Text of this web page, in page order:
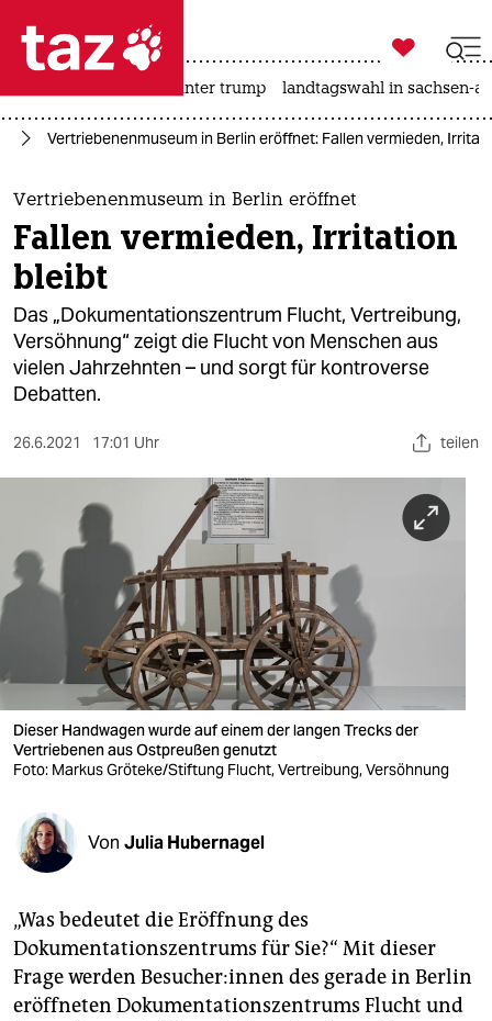
 taz zahl ich
taz zahl ich
themen
politik
öko
gesellschaft
kultur
sport
nord
wahrheit
verlag
veranstaltungen
shop
fragen & hilfe
unterstützen
genossenschaft
epaper login

taz zahl ich
usa unter trump landtagswahl in sachsen-
Vertriebenenmuseum in Berlin eröffnet: Fallen vermieden,
Vertriebenenmuseum in Berlin eröffnet
Fallen vermieden, Irritation
bleibt
Das „Dokumentationszentrum Flucht, Vertreibung,
Versöhnung“ zeigt die Flucht von Menschen aus
vielen Jahrzehnten – und sorgt für kontroverse
Debatten.
26.6.2021 17:01 Uhr teilen
Dieser Hand­wagen wurde auf einem der langen Trecks der
Vertriebenen aus Ost­preußen genutzt
Foto: Markus Gröteke/Stiftung Flucht, Vertreibung, Versöhnung
Von Julia Hubernagel
„Was bedeutet die Eröffnung des
Dokumentationszentrums für Sie?“ Mit dieser
Frage werden Be­su­che­r:in­nen des gerade in Berlin
eröffneten Dokumentationszentrums Flucht und